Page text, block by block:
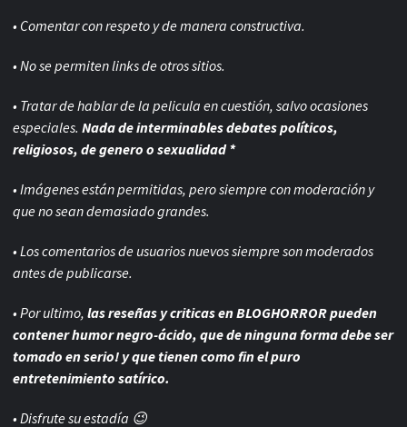
• Comentar con respeto y de manera constructiva.
• No se permiten links de otros sitios.
• Tratar de hablar de la pelicula en cuestión, salvo ocasiones
especiales. Nada de interminables debates políticos,
religiosos, de genero o sexualidad *
• Imágenes están permitidas, pero siempre conmoderación y
que no sean demasiado grandes.
• Los comentarios de usuarios nuevos siempre son moderados
antes de publicarse.
• Por ultimo, las reseñas y criticas en BLOGHORROR pueden
contener humor negro-ácido, que de ninguna forma debe ser
tomado en serio! y que tienen como fin el puro
entretenimiento satírico.
• Disfrute su estadía 😉